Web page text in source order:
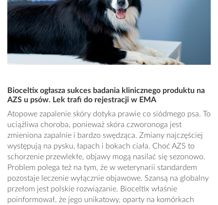
Bioceltix ogłasza sukces badania klinicznego produktu na
AZS u psów. Lek trafi do rejestracji w EMA
Atopowe zapalenie skóry dotyka prawie co siódmego psa. To
uciążliwa choroba, ponieważ skóra czworonoga jest
zmieniona zapalnie i bardzo swędząca. Zmiany najczęściej
występują na pysku, łapach i bokach ciała. Choć AZS to
schorzenie przewlekłe, objawy mogą nasilać się sezonowo.
Problem polega też na tym, że w weterynarii standardem
pozostaje leczenie wyłącznie objawowe. Szansą na globalny
przełom jest polskie rozwiązanie. Bioceltix właśnie
poinformował, że jego unikatowy, oparty na komórkach